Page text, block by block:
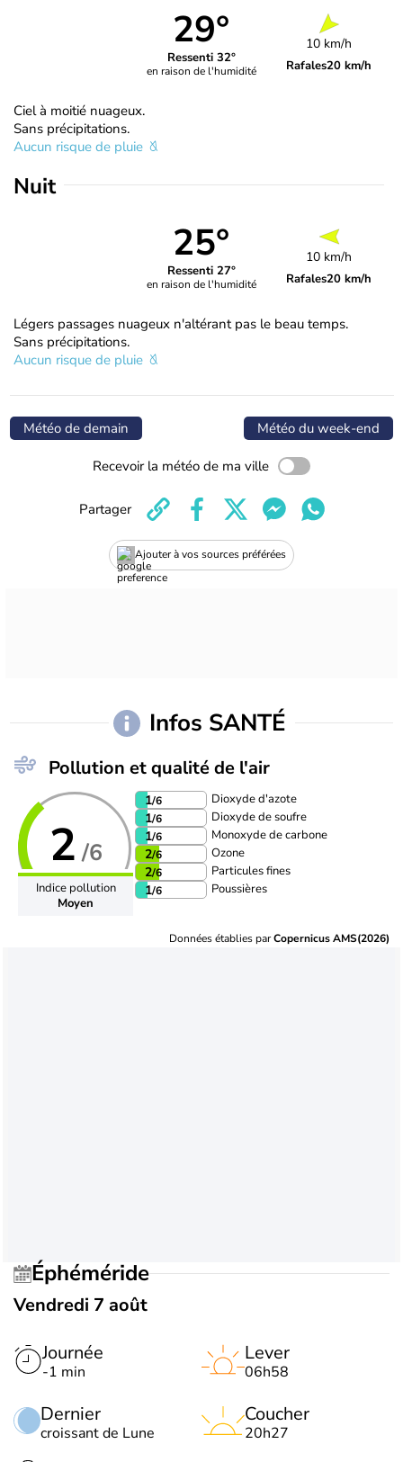
29°
Ressenti 32°
en raison de l'humidité
10 km/h
Rafales20 km/h
Ciel à moitié nuageux.
Sans précipitations.
Aucun risque de pluie
Nuit
25°
Ressenti 27°
en raison de l'humidité
10 km/h
Rafales20 km/h
Légers passages nuageux n'altérant pas le beau temps.
Sans précipitations.
Aucun risque de pluie
Météo de demain Météo du week-end
Recevoir la météo de ma ville
Ajouter à vos sources préférées
Partager
Infos SANTÉ
Pollution et qualité de l'air
2 /6
Indice pollution
Moyen
1/6 Dioxyde d'azote
1/6 Dioxyde de soufre
1/6 Monoxyde de carbone
2/6 Ozone
2/6 Particules fines
1/6 Poussières
Données établies parCopernicus AMS(2026)
Éphéméride
Vendredi 7 août
Journée
-1 min
Dernier
croissant de Lune
Lever
06h58
Coucher
20h27